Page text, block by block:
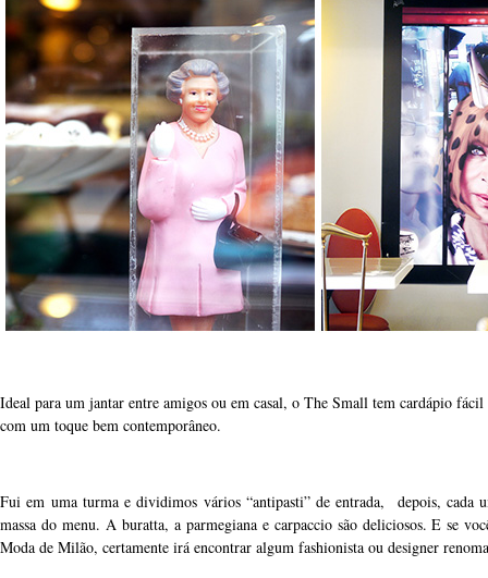
Ideal para um jantar entre amigos ou em casal, o The Small tem cardápio
com um toque bem contemporâneo.
Fui em uma turma e dividimos vários “antipasti” de entrada, depois, cada
massa do menu. A buratta, a parmegiana e carpaccio são deliciosos. E se
Moda de Milão, certamente irá encontrar algum fashionista ou designer